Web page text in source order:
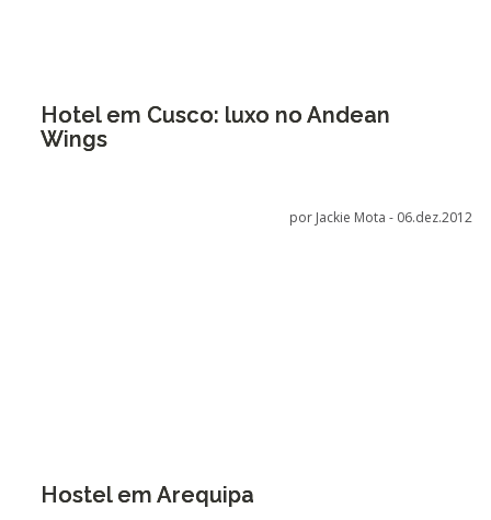
Hotel em Cusco: luxo no Andean
Wings
por Jackie Mota - 06.dez.2012
Hostel em Arequipa